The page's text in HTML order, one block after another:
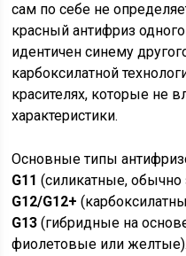
сам по себе не
красный антифриз
идентичен синему
карбоксилатной
красителях, которые не
характеристики.
Основные типы
G11 (силикатные,
G12/G12+
G13 (гибридные на
фиолетовые или